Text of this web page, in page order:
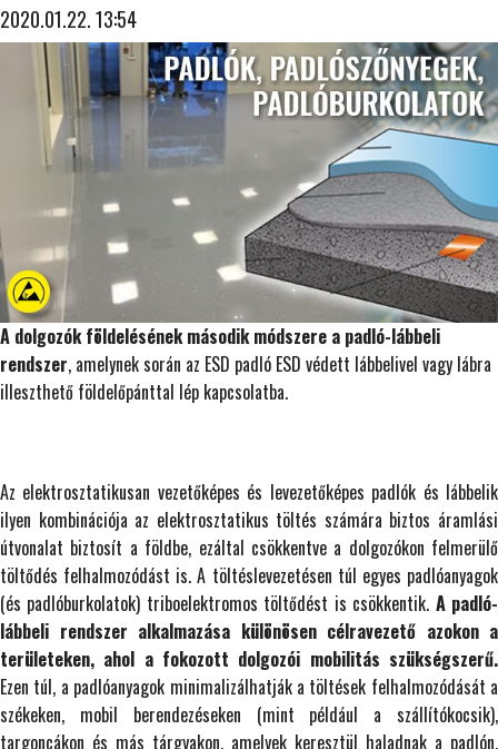
2020.01.22. 13:54
A dolgozók földelésének második módszere a padló-lábbeli
rendszer, amelynek során az ESD padló ESD védett lábbelivel vagy lábra
illeszthető földelőpánttal lép kapcsolatba.
Az elektrosztatikusan vezetőképes és levezetőképes padlók és lábbelik
ilyen kombinációja az elektrosztatikus töltés számára biztos áramlási
útvonalat biztosít a földbe, ezáltal csökkentve a dolgozókon felmerülő
töltődés felhalmozódást is. A töltéslevezetésen túl egyes padlóanyagok
(és padlóburkolatok) triboelektromos töltődést is csökkentik. A padló-
lábbeli rendszer alkalmazása különösen célravezető azokon a
területeken, ahol a fokozott dolgozói mobilitás szükségszerű.
Ezen túl, a padlóanyagok minimalizálhatják a töltések felhalmozódását a
székeken, mobil berendezéseken (mint például a szállítókocsik),
targoncákon és más tárgyakon, amelyek keresztül haladnak a padlón.